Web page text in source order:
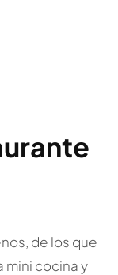
de los que
mini cocina y